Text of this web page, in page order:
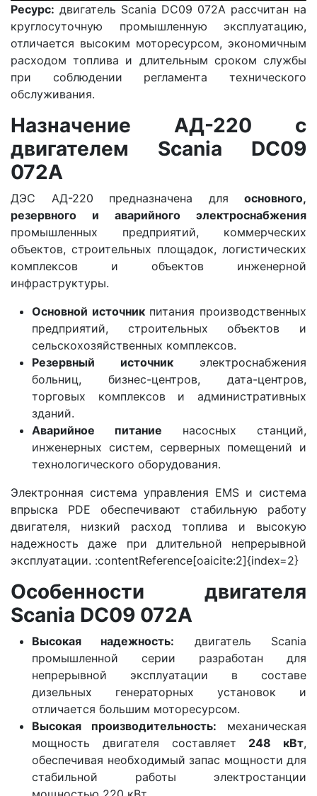
Ресурс: двигатель Scania DC09 072A рассчитан на
круглосуточную промышленную эксплуатацию,
отличается высоким моторесурсом, экономичным
расходом топлива и длительным сроком службы
при соблюдении регламента технического
обслуживания.
Назначение АД-220 с
двигателем Scania DC09
072A
ДЭС АД-220 предназначена для основного,
резервного и аварийного электроснабжения
промышленных предприятий, коммерческих
объектов, строительных площадок, логистических
комплексов и объектов инженерной
инфраструктуры.
Основной источникпитания производственных
предприятий, строительных объектов и
сельскохозяйственных комплексов.
Резервный источник электроснабжения
больниц, бизнес-центров, дата-центров,
торговых комплексов и административных
зданий.
Аварийное питание насосных станций,
инженерных систем, серверных помещений и
технологического оборудования.
Электронная система управления EMS и система
впрыска PDE обеспечивают стабильную работу
двигателя, низкий расход топлива и высокую
надежность даже при длительной непрерывной
эксплуатации. :contentReference[oaicite:2]{index=2}
Особенности двигателя
Scania DC09 072A
Высокая надежность: двигатель Scania
промышленной серии разработан для
непрерывной эксплуатации в составе
дизельных генераторных установок и
отличается большим моторесурсом.
Высокая производительность: механическая
мощность двигателя составляет 248 кВт,
обеспечивая необходимый запас мощности для
стабильной работы электростанции